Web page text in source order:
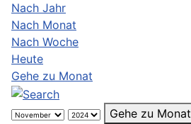
Nach Jahr
Nach Monat
Nach Woche
Heute
Gehe zu Monat
Gehe zu Monat